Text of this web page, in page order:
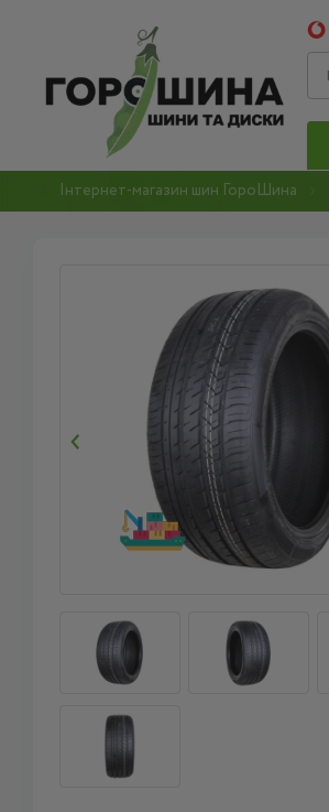
Інтернет-магазин шин ГороШина